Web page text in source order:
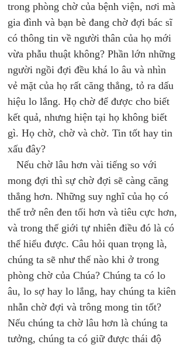
trong phòng chờ của bệnh viện, nơi mà
gia đình và bạn bè đang chờ đợi bác sĩ
có thông tin về người thân của họ mới
vừa phẫu thuật không? Phần lớn những
người ngồi đợi đều khá lo âu và nhìn
vẻ mặt của họ rất căng thẳng, tỏ ra dấu
hiệu lo lắng. Họ chờ để được cho biết
kết quả, nhưng hiện tại họ không biết
gì. Họ chờ, chờ và chờ. Tin tốt hay tin
xấu đây?
Nếu chờ lâu hơn vài tiếng so với
mong đợi thì sự chờ đợi sẽ càng căng
thẳng hơn. Những suy nghĩ của họ có
thể trở nên đen tối hơn và tiêu cực hơn,
và trong thế giới tự nhiên điều đó là có
thể hiểu được. Câu hỏi quan trọng là,
chúng ta sẽ như thế nào khi ở trong
phòng chờ của Chúa? Chúng ta có lo
âu, lo sợ hay lo lắng, hay chúng ta kiên
nhẫn chờ đợi và trông mong tin tốt?
Nếu chúng ta chờ lâu hơn là chúng ta
tưởng, chúng ta có giữ được thái độ